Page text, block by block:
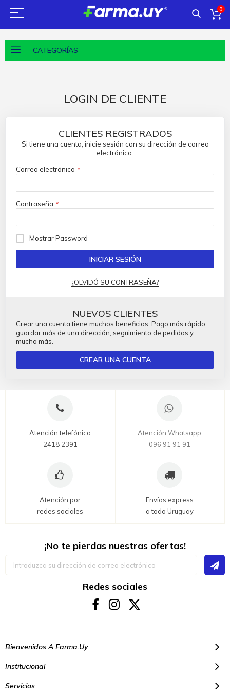
0
CATEGORÍAS
LOGIN DE CLIENTE
CLIENTES REGISTRADOS
Si tiene una cuenta, inicie sesión con su dirección de correo
electrónico.
Correo electrónico
Contraseña
Mostrar Password
INICIAR SESIÓN
¿OLVIDÓ SU CONTRASEÑA?
NUEVOS CLIENTES
Crear una cuenta tiene muchos beneficios: Pago más rápido,
guardar más de una dirección, seguimiento de pedidos y
mucho más.
CREAR UNA CUENTA
Atención telefónica
2418 2391
Atención Whatsapp
096 91 91 91
Atención por
redes sociales
Envíos express
a todo Uruguay
¡No te pierdas nuestras ofertas!
Redes sociales
Bienvenidos A Farma.uy
Institucional
Servicios